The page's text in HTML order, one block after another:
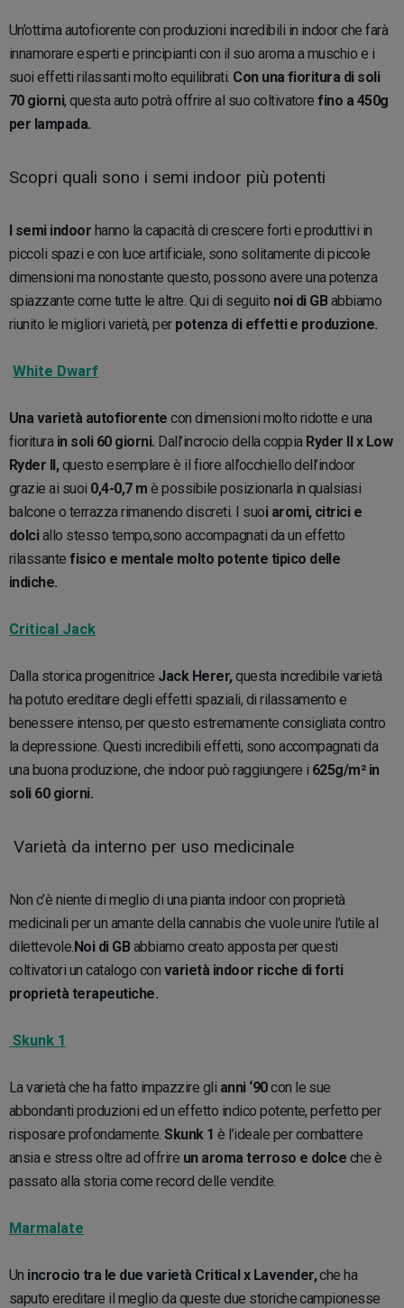
Un’ottima autofiorente con produzioni incredibili in indoor che farà
innamorare esperti e principianti con il suo aroma a muschio e i
suoi effetti rilassanti molto equilibrati. Con una fioritura di soli
70 giorni, questa auto potrà offrire al suo coltivatore fino a 450g
per lampada.
Scopri quali sono i semi indoor più potenti
I semi indoor hanno la capacità di crescere forti e produttivi in
piccoli spazi e con luce artificiale, sono solitamente di piccole
dimensioni ma nonostante questo, possono avere una potenza
spiazzante come tutte le altre. Qui di seguito noi di GBabbiamo
riunito le migliori varietà, per potenza di effetti e produzione.
White Dwarf
Una varietà autofiorente con dimensioni molto ridotte e una
fioritura in soli 60 giorni. Dall’incrocio della coppia Ryder II x Low
Ryder II,questo esemplare è il fiore all’occhiello dell’indoor
grazie ai suoi 0,4-0,7 m è possibile posizionarla in qualsiasi
balcone o terrazza rimanendo discreti. I suoi aromi, citrici e
dolciallo stesso tempo,sono accompagnati da un effetto
rilassantefisico e mentale molto potente tipico delle
indiche.
Critical Jack
Dalla storica progenitrice Jack Herer,questa incredibile varietà
ha potuto ereditare degli effetti spaziali, di rilassamento e
benessere intenso, per questo estremamente consigliata contro
la depressione. Questi incredibili effetti, sono accompagnati da
una buona produzione, che indoor può raggiungere i 625g/m² in
soli 60 giorni.
Varietà da interno per uso medicinale
Non c’è niente di meglio di una pianta indoor con proprietà
medicinali per un amante della cannabis che vuole unire l’utile al
dilettevole. Noi di GBabbiamo creato apposta per questi
coltivatori un catalogo con varietà indoor ricche di forti
proprietà terapeutiche.
Skunk 1
La varietà che ha fatto impazzire gli anni ‘90con le sue
abbondanti produzioni ed un effetto indico potente, perfetto per
risposare profondamente.Skunk 1 è l’ideale per combattere
ansia e stress oltre ad offrire un aroma terroso e dolce che è
passato alla storia come record delle vendite.
Marmalate
Un incrocio tra le due varietà Critical x Lavender,che ha
saputo ereditare il meglio da queste due storiche campionesse